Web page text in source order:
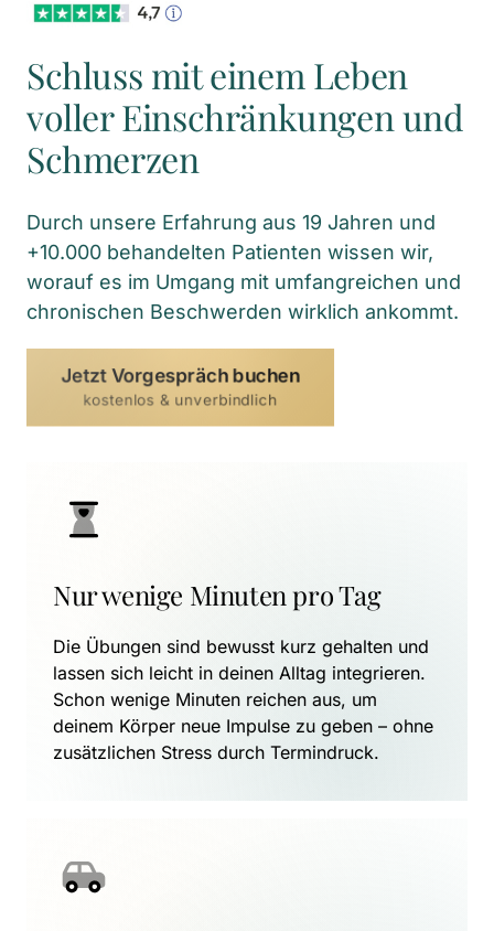
Schluss mit einem Leben
voller Einschränkungen und
Schmerzen
Durch unsere Erfahrung aus 19 Jahren und
+10.000 behandelten Patienten wissen wir,
worauf es im Umgang mit umfangreichen und
chronischen Beschwerden wirklich ankommt.
Jetzt Vorgespräch buchen
kostenlos & unverbindlich
Nur wenige Minuten pro Tag
Die Übungen sind bewusst kurz gehalten und
lassen sich leicht in deinen Alltag integrieren.
Schon wenige Minuten reichen aus, um
deinem Körper neue Impulse zu geben – ohne
zusätzlichen Stress durch Termindruck.